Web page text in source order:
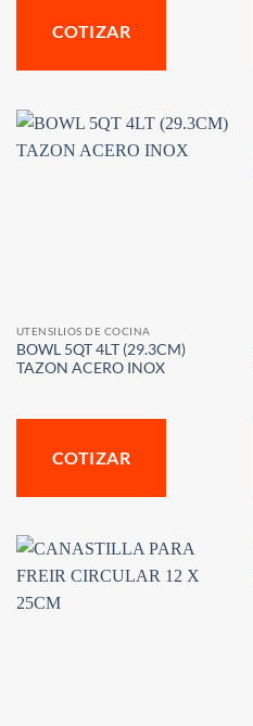
COTIZAR
UTENSILIOS DE COCINA
BOWL 5QT 4LT (29.3CM)
TAZON ACERO INOX
COTIZAR